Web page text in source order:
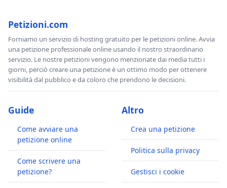
Petizioni.com
Forniamo un servizio di hosting gratuito per le petizioni online. Avvia
una petizione professionale online usando il nostro straordinario
servizio. Le nostre petizioni vengono menzionate dai media tutti i
giorni, perciò creare una petizione è un ottimo modo per ottenere
visibilità dal pubblico e da coloro che prendono le decisioni.
Guide
Come avviare una
petizione online
Come scrivere una
petizione?
Altro
Crea una petizione
Politica sulla privacy
Gestisci i cookie